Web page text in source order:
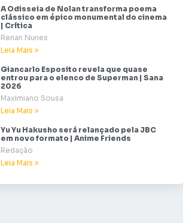
A Odisseia de Nolan transforma poema
clássico em épico monumental do cinema
| Crítica
Renan Nunes
Leia Mais »
Giancarlo Esposito revela que quase
entrou para o elenco de Superman | Sana
2026
Maximiano Sousa
Leia Mais »
Yu Yu Hakusho será relançado pela JBC
em novo formato | Anime Friends
Redação
Leia Mais »